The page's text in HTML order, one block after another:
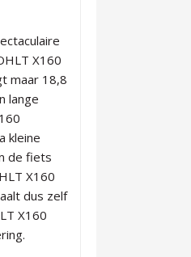
X160
maar 18,8
lange
kleine
de fiets
X160
dus zelf
X160